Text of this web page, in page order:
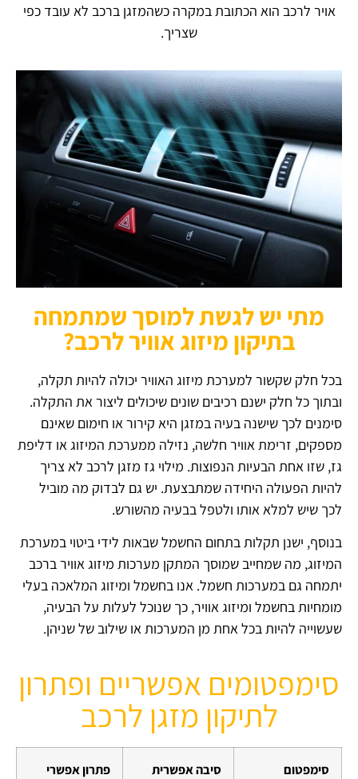
אויר לרכב הוא הכתובת במקרה כשהמזגן ברכב לא עובד כפי
שצריך.
מתי יש לגשת למוסך שמתמחה
בתיקון מיזוג אוויר לרכב?
בכל חלק שקשור למערכת מיזוג האוויר יכולה להיות תקלה,
ובתוך כל חלק ישנם רכיבים שונים שיכולים ליצור את התקלה.
סימנים לכך שישנה בעיה במזגן היא קירור או חימום שאינם
מספקים, זרימת אוויר חלשה, נזילה ממערכת המיזוג או דליפת
גז, שזו אחת הבעיות הנפוצות. מילוי גז מזגן לרכב לא צריך
להיות הפעולה היחידה שמתבצעת. יש גם לבדוק מה מוביל
לכך שיש למלא אותו ולטפל בבעיה מהשורש.
בנוסף, ישנן תקלות בתחום החשמל שבאות לידי ביטוי במערכת
המיזוג, מה שמחייב שמוסך המתקן מערכות מיזוג אוויר ברכב
יתמחה גם במערכות חשמל. אנו בחשמל ומיזוג המלאכה בעלי
מומחיות בחשמל ומיזוג אוויר, כך שנוכל לעלות על הבעיה,
שעשוייה להיות בכל אחת מן המערכות או שילוב של שניהן.
סימפטומים אפשריים ופתרון
לתיקון מזגן לרכב
סימפטום סיבה אפשרית פתרון אפשרי